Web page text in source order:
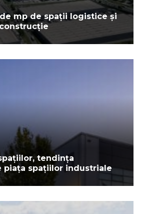
de mp de spații logistice și
tendința
piața spațiilor industriale